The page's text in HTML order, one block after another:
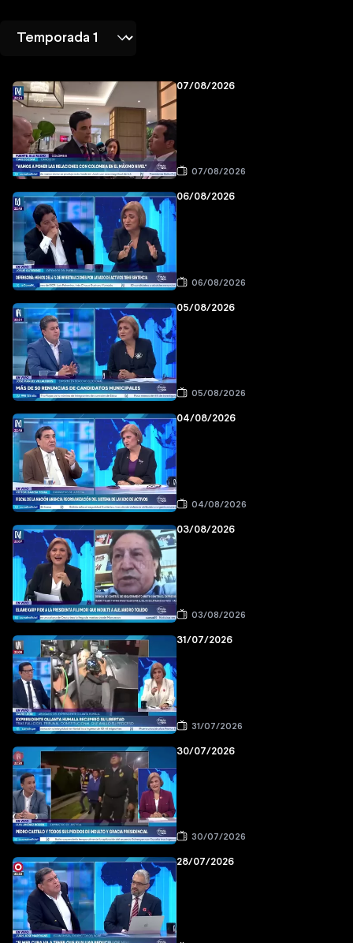
07/08/2026
07/08/2026
06/08/2026
06/08/2026
05/08/2026
05/08/2026
04/08/2026
04/08/2026
03/08/2026
03/08/2026
31/07/2026
31/07/2026
30/07/2026
30/07/2026
28/07/2026